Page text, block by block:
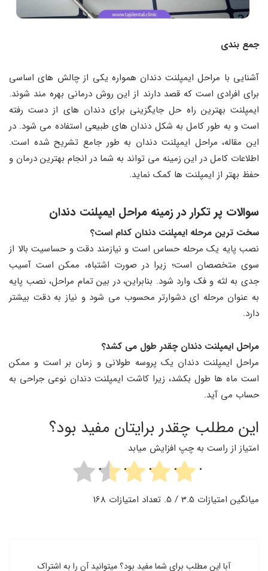
جمع بندی
آشنایی با مراحل ایمپلنت دندان همواره یکی از چالش ‌های اساسی
برای افرادی است که قصد دارند از این روش درمانی بهره‌ مند شوند.
ایمپلنت بهترین راه حل جایگزینی برای دندان‌ های از دست رفته
است و به طور کامل به شکل دندان ‌های طبیعی استفاده می ‌شود. در
این مقاله، مراحل ایمپلنت دندان به طور جامع تشریح شده است.
اطلاعات کامل در این زمینه می ‌تواند به شما در انجام بهترین درمان و
حفظ بهتر از ایمپلنت‌ ها کمک نماید.
سوالات پر تکرار در زمینه مراحل ایمپلنت دندان
سخت ترین مرحله ایمپلنت دندان کدام است؟
نصب پایه یک مرحله حساس است و نیازمند دقت و حساسیت بالا از
سوی متخصصان است؛ زیرا در صورت اشتباه، ممکن است آسیب
جدی به لثه و فک وارد شود. بنابراین، در بین تمام مراحل، نصب پایه
به عنوان مرحله ‌ای دشوارتر محسوب می ‌شود و نیاز به دقت بیشتر
دارد.
مراحل ایمپلنت دندان چقدر طول می کشد؟
مراحل ایمپلنت دندان یک پروسه طولانی و زمان بر است و ممکن
است ماه ‌ها طول بکشد، زیرا کاشت ایمپلنت دندان نوعی جراحی به
حساب می آید.
این مطلب چقدر برایتان مفید بود؟
امتیاز از راست به چپ افزایش میابد
میانگین امتیازات 3.5 / 5. تعداد امتیازات 168
آبا این مطلب برای شما مفید بود؟ میتوانید آن را به اشتراک